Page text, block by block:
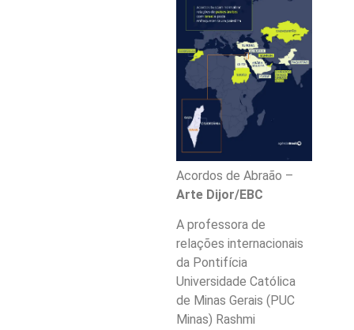
Acordos de Abraão –
Arte Dijor/EBC
A professora de
relações internacionais
da Pontifícia
Universidade Católica
de Minas Gerais (PUC
Minas) Rashmi